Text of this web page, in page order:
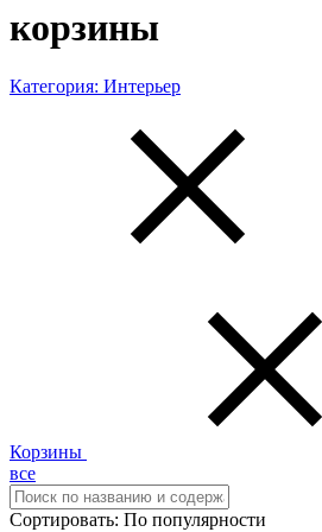
корзины
Категория: Интерьер
Корзины
все
Сортировать: По популярности